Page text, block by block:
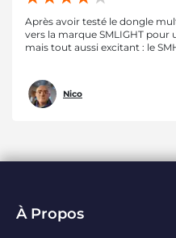
Après avoir testé le dongle
vers la marque SMLIGHT
mais tout aussi excitant : le
Nico
À Propos